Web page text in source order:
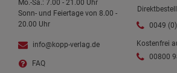
Mo.-Sa.: 7.00 - 21.00 Uhr
Sonn- und Feiertage von 8.00 -
20.00 Uhr
info@kopp-verlag.de
FAQ
0049
Kostenfrei
00800